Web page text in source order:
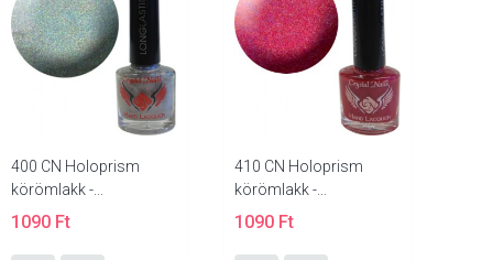
400 CN Holoprism
körömlakk -...
1090 Ft
410 CN Holoprism
körömlakk -...
1090 Ft